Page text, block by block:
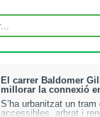
El carrer Baldomer
millorar la connexió
Roure
S’ha urbanitzat un
accessibles, arbrat i